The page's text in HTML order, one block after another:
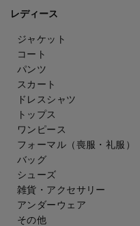
レディース
ジャケット
コート
パンツ
スカート
ドレスシャツ
トップス
ワンピース
フォーマル（喪服・礼服）
バッグ
シューズ
雑貨・アクセサリー
アンダーウェア
その他